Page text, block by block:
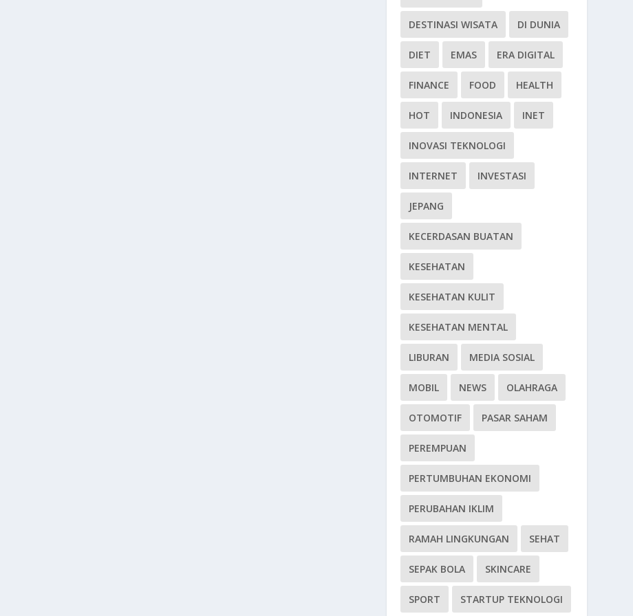
DESTINASI WISATA DI DUNIA
DIET EMAS ERA DIGITAL
FINANCE FOOD HEALTH
HOT INDONESIA INET
INOVASI TEKNOLOGI
INTERNET INVESTASI
JEPANG
KECERDASAN BUATAN
KESEHATAN
KESEHATAN KULIT
KESEHATAN MENTAL
LIBURAN MEDIA SOSIAL
MOBIL NEWS OLAHRAGA
OTOMOTIF PASAR SAHAM
PEREMPUAN
PERTUMBUHAN EKONOMI
PERUBAHAN IKLIM
RAMAH LINGKUNGAN SEHAT
SEPAK BOLA SKINCARE
SPORT STARTUP TEKNOLOGI